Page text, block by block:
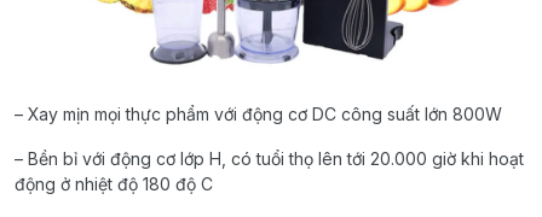
– Xay mịn mọi thực phẩm với động cơ DC công suất lớn 800W
– Bền bỉ với động cơ lớp H, có tuổi thọ lên tới 20.000 giờ khi hoạt
động ở nhiệt độ 180 độ C